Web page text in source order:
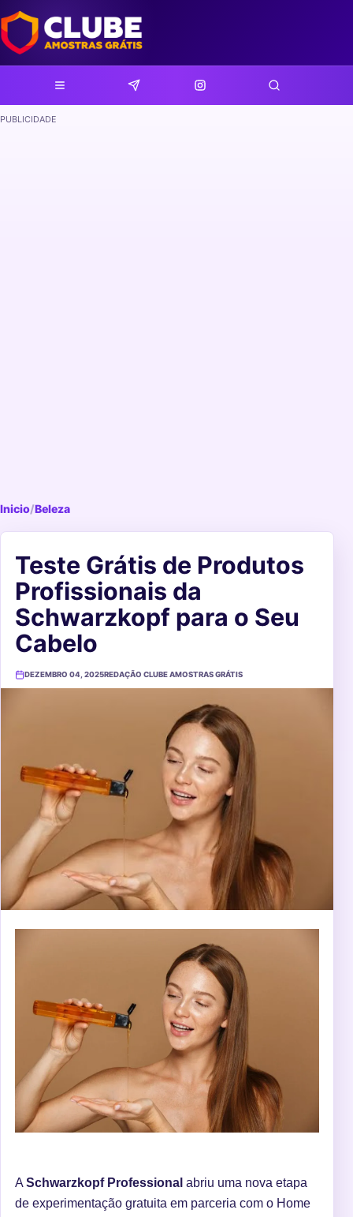
PUBLICIDADE
Inicio/Beleza
Teste Grátis de Produtos
Profissionais da
Schwarzkopf para o Seu
Cabelo
DEZEMBRO 04, 2025REDAÇÃO CLUBE AMOSTRAS GRÁTIS
A Schwarzkopf Professional abriu uma nova etapa
de experimentação gratuita em parceria com o Home